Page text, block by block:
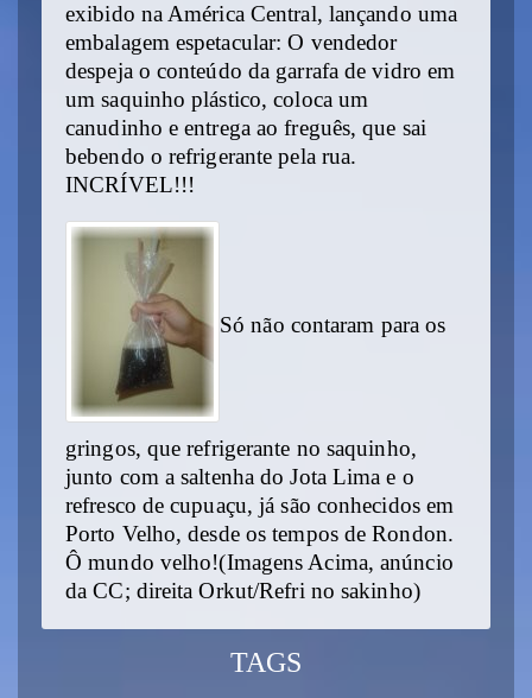
exibido na América Central, lançando uma
embalagem espetacular: O vendedor
despeja o conteúdo da garrafa de vidro em
um saquinho plástico, coloca um
canudinho e entrega ao freguês, que sai
bebendo o refrigerante pela rua.
INCRÍVEL!!!
Só não contaram para os
gringos, que refrigerante no saquinho,
junto com a saltenha do Jota Lima e o
refresco de cupuaçu, já são conhecidos em
Porto Velho, desde os tempos de Rondon.
Ô mundo velho!(Imagens Acima, anúncio
da CC; direita Orkut/Refri no sakinho)
TAGS